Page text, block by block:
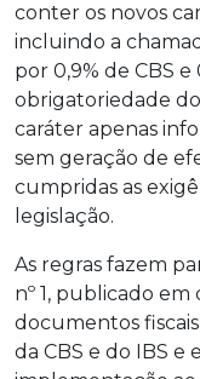
conter os novos
incluindo a
por 0,9% de CBS e
obrigatoriedade
caráter apenas
sem geração de
cumpridas as
legislação.
As regras fazem
nº 1, publicado
documentos
da CBS e do IBS